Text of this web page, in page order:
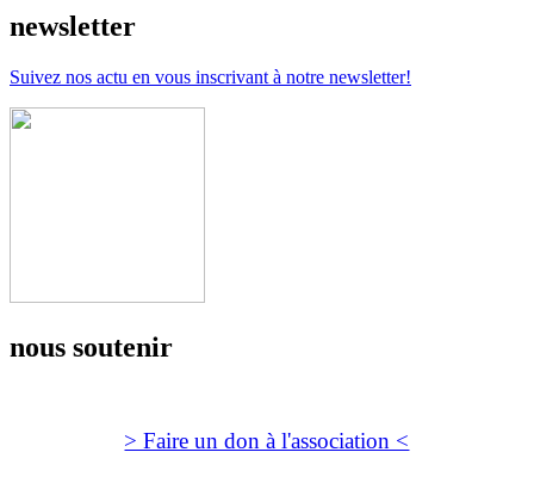
newsletter
Suivez nos actu en vous inscrivant à notre newsletter!
nous soutenir
> Faire un don à l'association <